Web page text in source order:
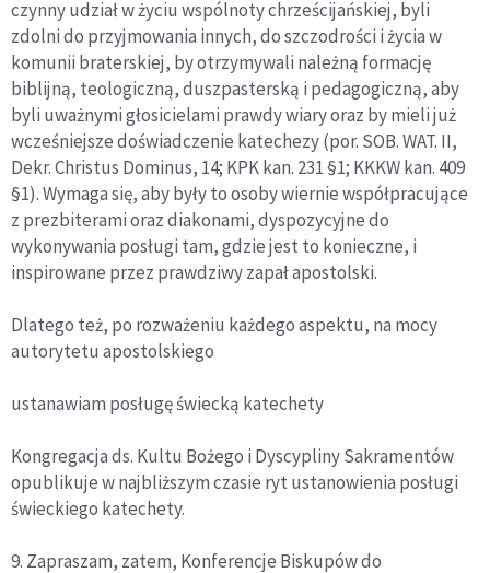
czynny udział w życiu wspólnoty chrześcijańskiej, byli
zdolni do przyjmowania innych, do szczodrości i życia w
komunii braterskiej, by otrzymywali należną formację
biblijną, teologiczną, duszpasterską i pedagogiczną, aby
byli uważnymi głosicielami prawdy wiary oraz by mieli już
wcześniejsze doświadczenie katechezy (por. SOB. WAT. II,
Dekr. Christus Dominus, 14; KPK kan. 231 §1; KKKW kan. 409
§1). Wymaga się, aby były to osoby wiernie współpracujące
z prezbiterami oraz diakonami, dyspozycyjne do
wykonywania posługi tam, gdzie jest to konieczne, i
inspirowane przez prawdziwy zapał apostolski.
Dlatego też, po rozważeniu każdego aspektu, na mocy
autorytetu apostolskiego
ustanawiam posługę świecką katechety
Kongregacja ds. Kultu Bożego i Dyscypliny Sakramentów
opublikuje w najbliższym czasie ryt ustanowienia posługi
świeckiego katechety.
9. Zapraszam, zatem, Konferencje Biskupów do